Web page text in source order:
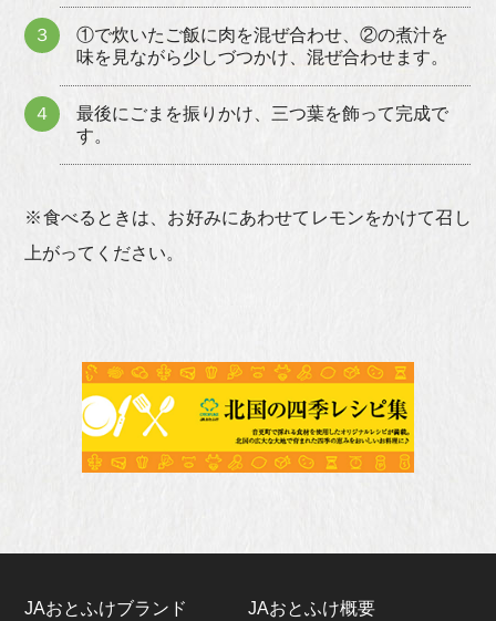
３
①で炊いたご飯に肉を混ぜ合わせ、②の煮汁を
味を見ながら少しづつかけ、混ぜ合わせます。
４
最後にごまを振りかけ、三つ葉を飾って完成で
す。
※食べるときは、お好みにあわせてレモンをかけて召し
上がってください。
JAおとふけブランド
JAおとふけ概要